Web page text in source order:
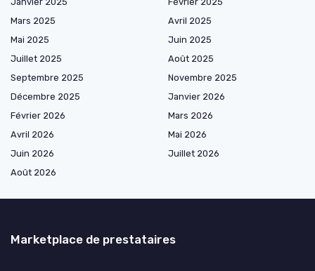
Mars 2025
Avril 2025
Mai 2025
Juin 2025
Juillet 2025
Août 2025
Septembre 2025
Novembre 2025
Décembre 2025
Janvier 2026
Février 2026
Mars 2026
Avril 2026
Mai 2026
Juin 2026
Juillet 2026
Août 2026
Marketplace de prestataires